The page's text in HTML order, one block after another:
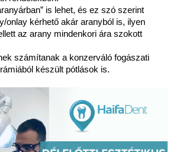
is lehet, és ez szó szerint
onlay kérhető akár aranyból is, ilyen
az arany mindenkori ára szokott
számítanak a konzerváló fogászati
készült pótlások is.